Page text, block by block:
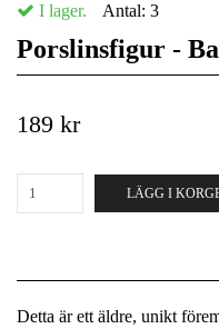
I lager. Antal: 3
Porslinsfigur -
189 kr
LÄGG I
Detta är ett äldre, unikt